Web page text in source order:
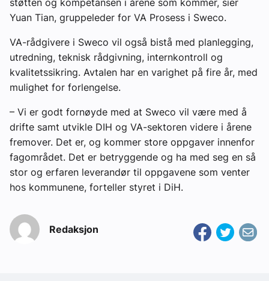
støtten og kompetansen i årene som kommer, sier
Yuan Tian, gruppeleder for VA Prosess i Sweco.
VA-rådgivere i Sweco vil også bistå med planlegging,
utredning, teknisk rådgivning, internkontroll og
kvalitetssikring. Avtalen har en varighet på fire år, med
mulighet for forlengelse.
– Vi er godt fornøyde med at Sweco vil være med å
drifte samt utvikle DIH og VA-sektoren videre i årene
fremover. Det er, og kommer store oppgaver innenfor
fagområdet. Det er betryggende og ha med seg en så
stor og erfaren leverandør til oppgavene som venter
hos kommunene, forteller styret i DiH.
Redaksjon